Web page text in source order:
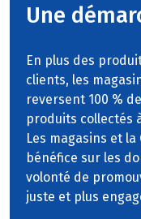
Une
En plus des
clients, les
reversent 100 %
produits collectés
Les magasins et
bénéfice sur les
volonté de
juste et plus